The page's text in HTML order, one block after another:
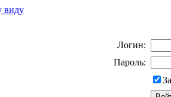
виду
Логин:
Пароль: